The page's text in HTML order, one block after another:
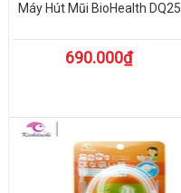
Máy Hút Mũi BioHealth DQ25
690.000₫